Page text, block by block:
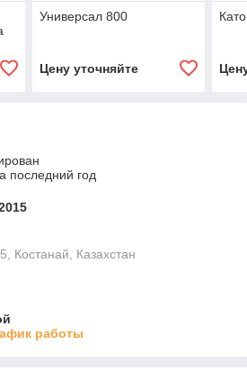
Универсал 800
Цену уточняйте
последний год
Костанай, Казахстан
работы